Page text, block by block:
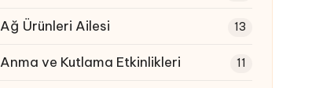
Ağ Ürünleri Ailesi 13
Anma ve Kutlama Etkinlikleri 11